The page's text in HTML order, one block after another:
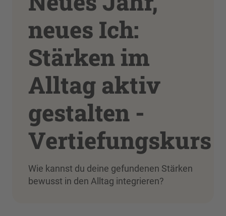
neues Ich:
Stärken im
Alltag aktiv
gestalten -
Vertiefungskurs
Wie kannst du deine gefundenen Stärken
bewusst in den Alltag integrieren?